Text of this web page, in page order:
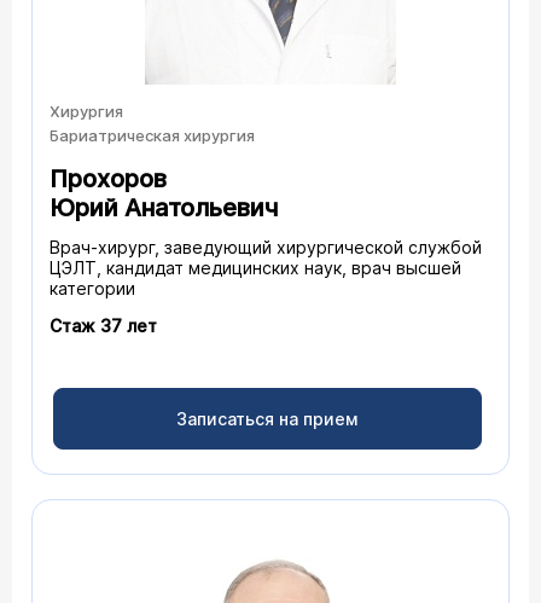
Хирургия
Бариатрическая хирургия
Прохоров
Юрий Анатольевич
Врач-хирург, заведующий хирургической службой
ЦЭЛТ, кандидат медицинских наук, врач высшей
категории
Стаж 37 лет
Записаться на прием